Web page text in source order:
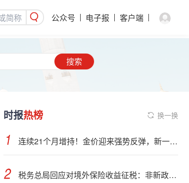
公众号 电子报 客户端
搜索
时报热榜 换一换
连续21个月增持！金价迎来强势反弹，新一轮上行窗口开启？
税务总局回应对境外保险收益征税：非新政策，无需过度解读